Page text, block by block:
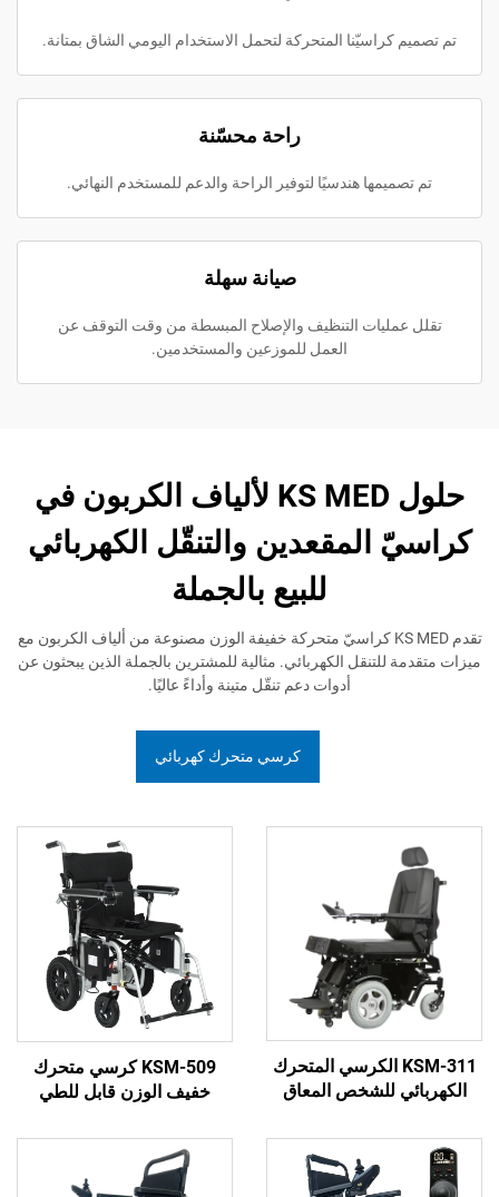
المتحركة لتحمل الاستخدام اليومي الشاق بمتانة.
راحة محسّنة
هندسيًا لتوفير الراحة والدعم للمستخدم النهائي.
التنظيف والإصلاح المبسطة من وقت التوقف عن
العمل للموزعين والمستخدمين.
حلول KS MED لألياف الكربون في
المقعدين والتنقّل الكهربائي
للبيع بالجملة
تقدم KS MED كراسيّ متحركة خفيفة الوزن مصنوعة من ألياف الكربون مع
للتنقل الكهربائي. مثالية للمشترين بالجملة الذين يبحثون عن
أدوات دعم تنقّل متينة وأداءً عاليًا.
كرسي متحرك كهربائي
KSM-311 الكرسي المتحرك
للشخص المعاق
للمعاقين
KSM-509 كرسي متحرك
خفيف الوزن قابل للطي
بطارية ليثيوم سعتها 12AH